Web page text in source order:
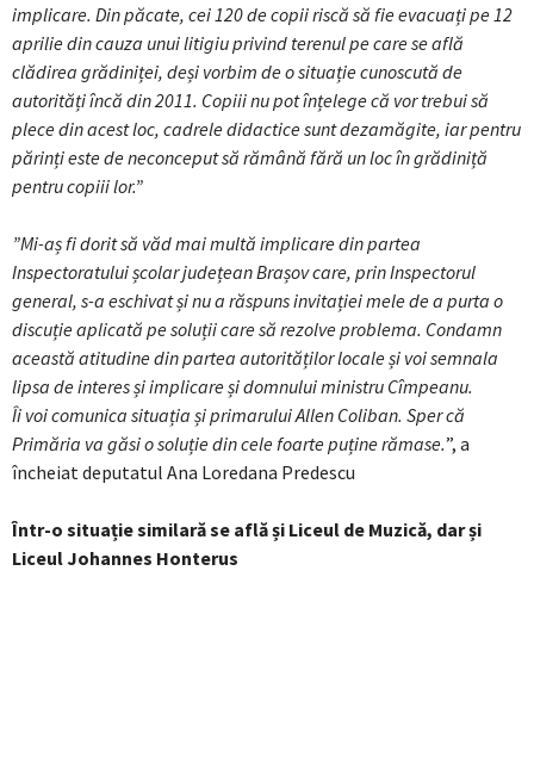
implicare. Din păcate, cei 120 de copii riscă să fie evacuați pe 12
aprilie din cauza unui litigiu privind terenul pe care se află
clădirea grădiniței, deși vorbim de o situație cunoscută de
autorități încă din 2011. Copiii nu pot înțelege că vor trebui să
plece din acest loc, cadrele didactice sunt dezamăgite, iar pentru
părinți este de neconceput să rămână fără un loc în grădiniță
pentru copiii lor.”
”Mi-aș fi dorit să văd mai multă implicare din partea
Inspectoratului școlar județean Brașov care, prin Inspectorul
general, s-a eschivat și nu a răspuns invitației mele de a purta o
discuție aplicată pe soluții care să rezolve problema. Condamn
această atitudine din partea autorităților locale și voi semnala
lipsa de interes și implicare și domnului ministru Cîmpeanu.
Îi voi comunica situația și primarului Allen Coliban. Sper că
Primăria va găsi o soluție din cele foarte puține rămase.”, a
încheiat deputatul Ana Loredana Predescu
Într-o situație similară se află și Liceul de Muzică, dar și
Liceul Johannes Honterus